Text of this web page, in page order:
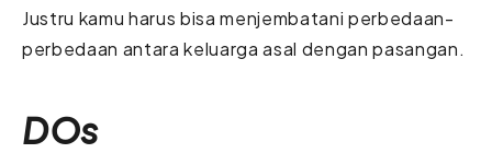
Justru kamu harus bisa menjembatani perbedaan-
perbedaan antara keluarga asal dengan pasangan.
DOs